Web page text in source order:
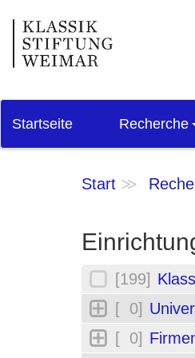
Startseite Recherche
Start
[199]
[ 0]
[ 0]